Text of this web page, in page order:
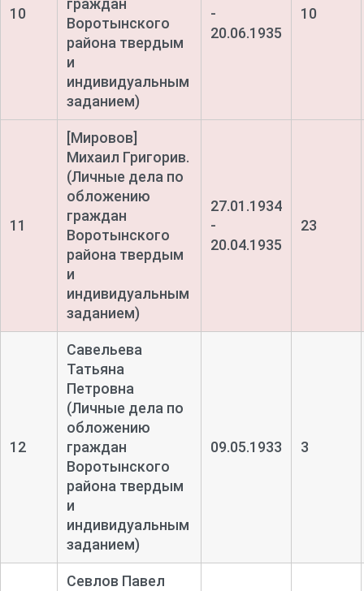
10
граждан
Воротынского
района твердым
и
индивидуальным
заданием)
-
20.06.1935
10
11
[Мировов]
Михаил Григорив.
(Личные дела по
обложению
граждан
Воротынского
района твердым
и
индивидуальным
заданием)
27.01.1934
-
20.04.1935
23
12
Савельева
Татьяна
Петровна
(Личные дела по
обложению
граждан
Воротынского
района твердым
и
индивидуальным
заданием)
09.05.1933 3
Севлов Павел